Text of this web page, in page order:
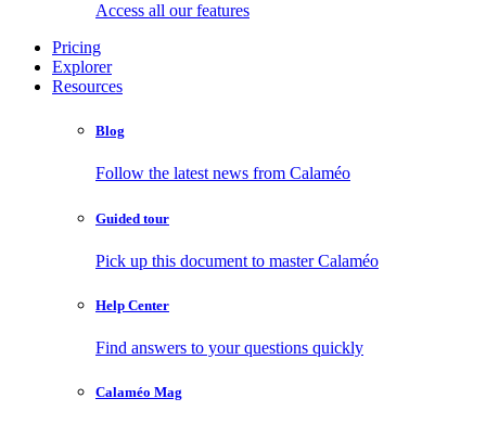
Access all our features
Pricing
Explorer
Resources
Blog
Follow the latest news from Calaméo
Guided tour
Pick up this document to master Calaméo
Help Center
Find answers to your questions quickly
Calaméo Mag